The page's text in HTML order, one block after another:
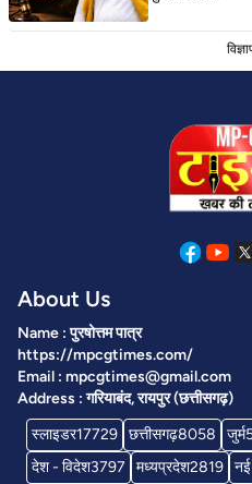
About Us
Name : पुरषोत्तम पात्र
https://mpcgtimes.com/
Email : mpcgtimes@gmail.com
Address : गरियाबंद, रायपुर (छत्तीसगढ़)
स्लाइडर17729 छत्तीसगढ़8058 जुर्म
देश - विदेश3797 मध्यप्रदेश2819 नई